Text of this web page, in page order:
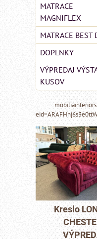
MATRACE
MAGNIFLEX
MATRACE BEST
DOPLNKY
VÝPREDAJ
KUSOV
-
matrac